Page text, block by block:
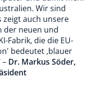
Wir sind
zeigt auch unsere
der neuen und
Fabrik, die die EU-
bedeutet ,blauer
– Dr. Markus Söder,